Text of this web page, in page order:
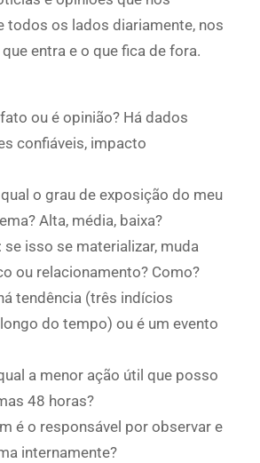
todos os lados diariamente, nos
entra e o que fica de fora.
ou é opinião? Há dados
confiáveis, impacto
qual o grau de exposição do meu
Alta, média, baixa?
: se isso se materializar, muda
ou relacionamento? Como?
tendência (três indícios
do tempo) ou é um evento
a menor ação útil que posso
48 horas?
é o responsável por observar e
internamente?